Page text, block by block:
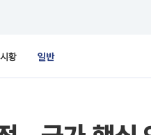
황 일반